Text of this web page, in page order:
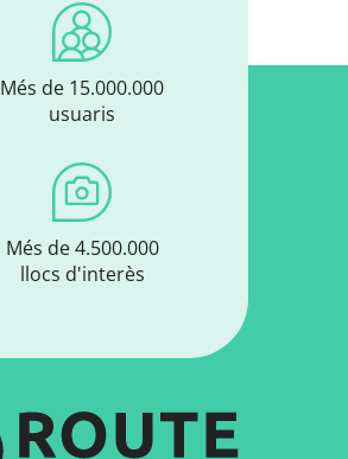
Més de 15.000.000
usuaris
Més de 4.500.000
llocs d'interès